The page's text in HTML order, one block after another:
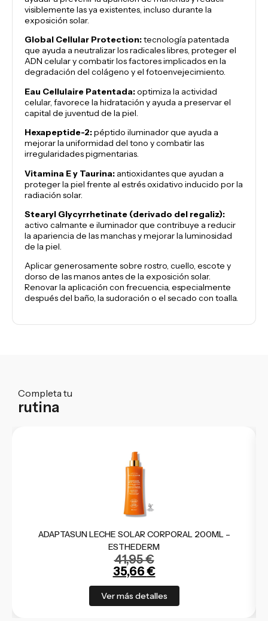
visiblemente las ya existentes, incluso durante la
exposición solar.
Global Cellular Protection:tecnología patentada
que ayuda a neutralizar los radicales libres, proteger el
ADN celular y combatir los factores implicados en la
degradación del colágeno y el fotoenvejecimiento.
Eau Cellulaire Patentada:optimiza la actividad
celular, favorece la hidratación y ayuda a preservar el
capital de juventud de la piel.
Hexapeptide-2:péptido iluminador que ayuda a
mejorar la uniformidad del tono y combatir las
irregularidades pigmentarias.
Vitamina E y Taurina: antioxidantes que ayudan a
proteger la piel frente al estrés oxidativo inducido por la
radiación solar.
Stearyl Glycyrrhetinate (derivado del regaliz):
activo calmante e iluminador que contribuye a reducir
la apariencia de las manchas y mejorar la luminosidad
de la piel.
Aplicar generosamente sobre rostro, cuello, escote y
dorso de las manos antes de la exposición solar.
Renovar la aplicación con frecuencia, especialmente
después del baño, la sudoración o el secado con toalla.
Completa tu
rutina
ADAPTASUN LECHE SOLAR CORPORAL 200ML –
ESTHEDERM
41,95€
35,66€
Ver más detalles